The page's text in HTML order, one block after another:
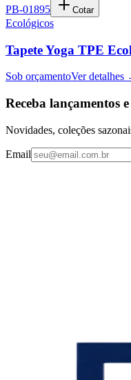
PB-01895 Cotar
Ecológicos
Tapete Yoga TPE
Sob orçamentoVer detalhes
Receba lançamentos
Novidades, coleções
Email